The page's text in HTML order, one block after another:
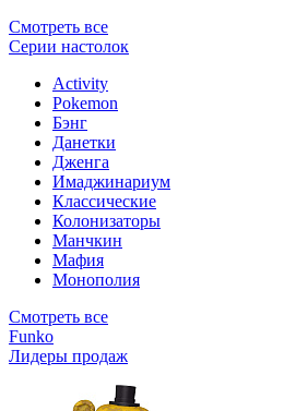
Смотреть все
Серии настолок
Activity
Pokemon
Бэнг
Данетки
Дженга
Имаджинариум
Классические
Колонизаторы
Манчкин
Мафия
Монополия
Смотреть все
Funko
Лидеры продаж